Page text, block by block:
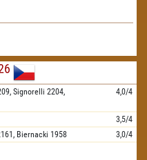
Signorelli 2204,
4,0/4
3,5/4
Biernacki 1958 3,0/4